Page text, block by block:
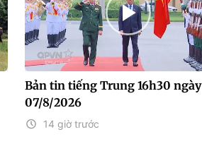
Bản tin tiếng Trung 16h30 ngày
07/8/2026
14 giờ trước